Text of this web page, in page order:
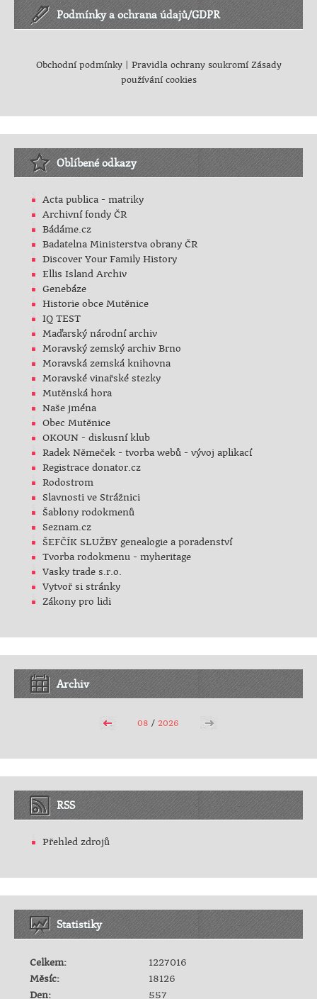
Podmínky a ochrana údajů/GDPR
Obchodní podmínky| Pravidla ochrany soukromí Zásady
používání cookies
Oblíbené odkazy
Acta publica - matriky
Archivní fondy ČR
Bádáme.cz
Badatelna Ministerstva obrany ČR
Discover Your Family History
Ellis Island Archiv
Genebáze
Historie obce Mutěnice
IQ TEST
Maďarský národní archiv
Moravský zemský archiv Brno
Moravská zemská knihovna
Moravské vinařské stezky
Mutěnská hora
Naše jména
Obec Mutěnice
OKOUN - diskusní klub
Radek Němeček - tvorba webů - vývoj aplikací
Registrace donator.cz
Rodostrom
Slavnosti ve Strážnici
Šablony rodokmenů
Seznam.cz
ŠEFČÍK SLUŽBY genealogie a poradenství
Tvorba rodokmenu - myheritage
Vasky trade s.r.o.
Vytvoř si stránky
Zákony pro lidi
Archiv
08 /2026
RSS
Přehled zdrojů
Statistiky
Celkem:
1227016
Měsíc:
18126
Den:
557